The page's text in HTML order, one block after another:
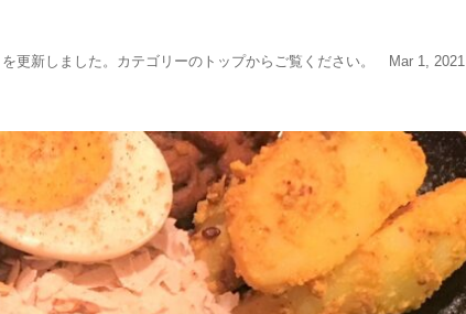
更新しました。カテゴリーのトップからご覧ください。 Mar 1, 2021